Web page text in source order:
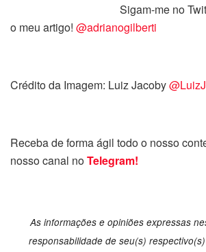
Sigam-me no Twitter,
o meu artigo! @adrianogilberti
Crédito da Imagem: Luiz Jacoby
Receba de forma ágil todo o nosso
nosso canal noTelegram!
As informações e opiniões expressas
responsabilidade de seu(s)